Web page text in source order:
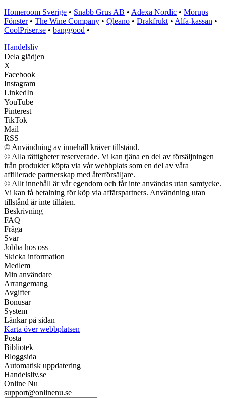
Homeroom Sverige • Snabb Grus AB • Adexa Nordic • Morups
Fönster• The Wine Company • Qleano • Drakfrukt • Alfa-kassan •
CoolPriser.se • banggood •
Handelsliv
Dela glädjen
X
Facebook
Instagram
LinkedIn
YouTube
Pinterest
TikTok
Mail
RSS
© Användning av innehåll kräver tillstånd.
© Alla rättigheter reserverade. Vi kan tjäna en del av försäljningen
från produkter köpta via vår webbplats som en del av våra
affilierade partnerskap med återförsäljare.
© Allt innehåll är vår egendom och får inte användas utan samtycke.
Vi kan få betalning för köp via affärspartners. Användning utan
tillstånd är inte tillåten.
Beskrivning
FAQ
Fråga
Svar
Jobba hos oss
Skicka information
Medlem
Min användare
Arrangemang
Avgifter
Bonusar
System
Länkar på sidan
Karta över webbplatsen
Posta
Bibliotek
Bloggsida
Automatisk uppdatering
Handelsliv.se
Online Nu
support@onlinenu.se